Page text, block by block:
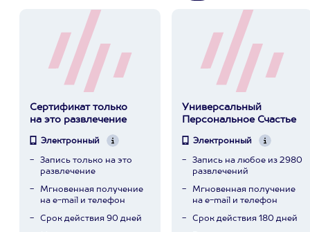
Сертификат только
на это развлечение
Электронный
Запись только на это
развлечение
Мгновенная получение
на e-mail и телефон
Срок действия 90 дней
Универсальный
Персональное Счастье
Электронный
Запись на любое из 2980
развлечений
Мгновенная получение
на e-mail и телефон
Срок действия 180 дней